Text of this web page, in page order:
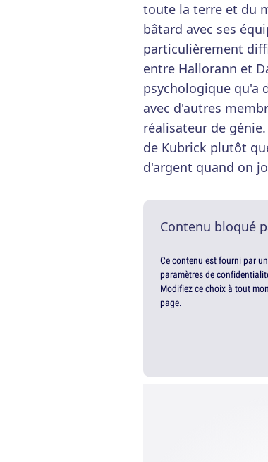
toute la terre et du
bâtard avec ses
particulièrement
entre Hallorann et
psychologique qu'a
avec d'autres
réalisateur de
de Kubrick plutôt
d'argent quand on
Contenu bloqué
Ce contenu est fourni par
paramètres de
Modifiez ce choix à tout
page.